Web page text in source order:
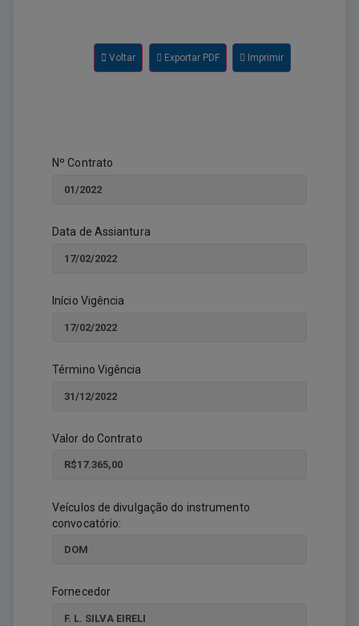
Voltar Exportar PDF Imprimir
Nº Contrato
Data de Assiantura
Início Vigência
Término Vigência
Valor do Contrato
Veículos de divulgação do instrumento
convocatório:
Fornecedor